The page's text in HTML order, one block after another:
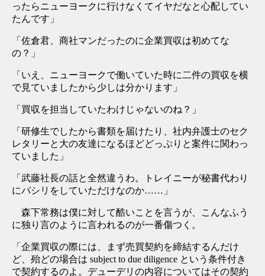
ったらニューヨークに行けなくてイヤだなと心配してい
たんです」
「佐倉君、商社マンだったのに企業買収は初めてな
の？」
「いえ、ニューヨークで働いていた時に二件の買収を横
で見ていましたから少しは分かります」
「買収を担当していたわけじゃないのね？」
「研修生でしたから書類を届けたり、社内弁護士のセク
レタリーと大の友達になるほどどっぷりと案件に関わっ
ていました」
「武藤社長の話と全然違うわ。トレイニーが秘書代わり
にパシリをしていただけなのか……」
森下常務は僕に対して酷いことを言うが、こんなふう
に独り言のように言われるのが一番傷つく。
「企業買収の際には、まず売買契約を締結するんだけ
ど、殆どの場合は subject to due diligence という条件付き
で契約するのよ。デューデリの内容についてはその契約